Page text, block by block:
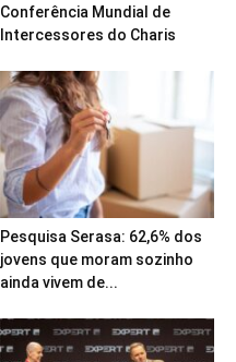
Conferência Mundial de
Intercessores do Charis
Pesquisa Serasa: 62,6% dos
jovens que moram sozinho
ainda vivem de...